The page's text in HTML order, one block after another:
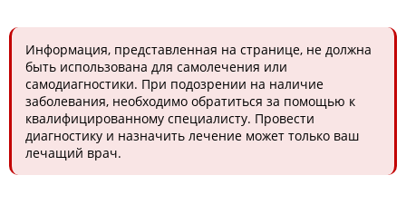
Информация, представленная на странице, не должна
быть использована для самолечения или
самодиагностики. При подозрении на наличие
заболевания, необходимо обратиться за помощью к
квалифицированному специалисту. Провести
диагностику и назначить лечение может только ваш
лечащий врач.